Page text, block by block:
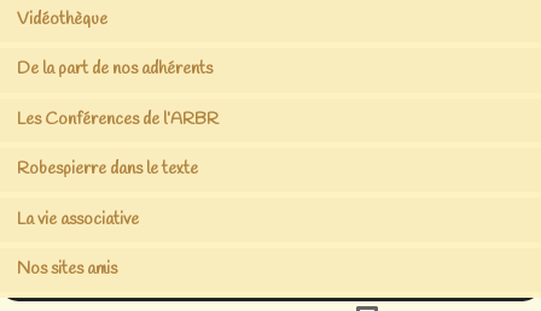
Vidéothèque
De la part de nos adhérents
Les Conférences de l’ARBR
Robespierre dans le texte
La vie associative
Nos sites amis